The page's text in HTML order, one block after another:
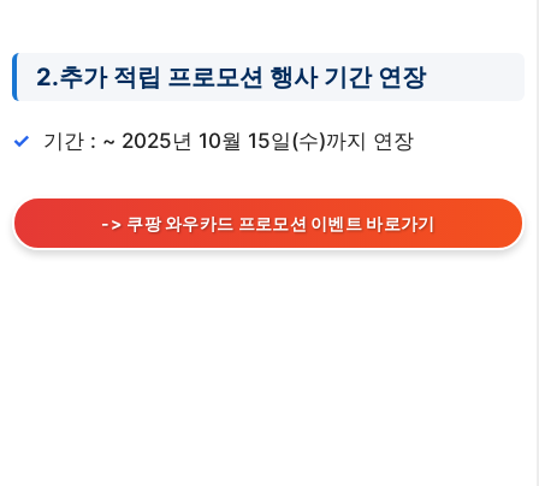
2.추가 적립 프로모션 행사 기간 연장
기간 : ~ 2025년 10월 15일(수)까지 연장
-> 쿠팡 와우카드 프로모션 이벤트 바로가기